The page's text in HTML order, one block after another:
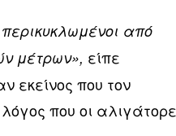
από
μέτρων», είπε
εκείνος που τον
που οι